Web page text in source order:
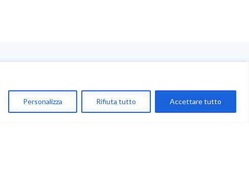
Personalizza Rifiuta tutto Accettare tutto
My Account
Carrello